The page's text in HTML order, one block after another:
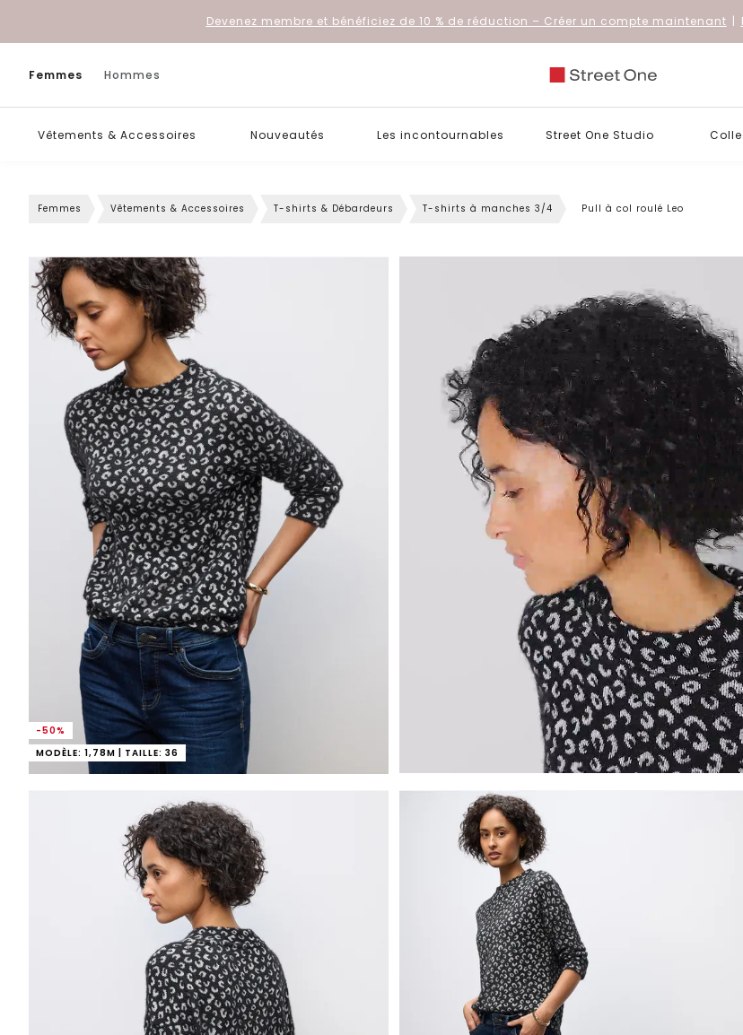
Devenez membre et bénéficiez de 10 % de réduction – Créer un compte maintenant |
Femmes Hommes
Vêtements & Accessoires Nouveautés Les incontournables Street One Studio
Femmes Vêtements & Accessoires T-shirts & Débardeurs T-shirts à manches 3/4 Pull à col roulé Leo
-50%
MODÈLE: 1,78M | TAILLE: 36